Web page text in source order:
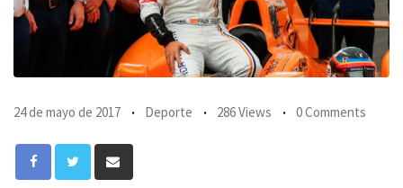
24 de mayo de 2017 Deporte 286 Views 0 Comments
via